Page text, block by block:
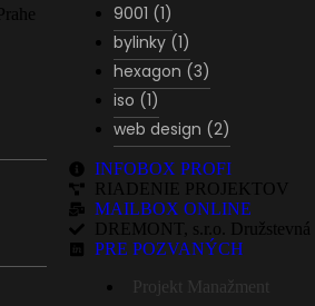
9001 (1)
bylinky (1)
hexagon (3)
iso (1)
web design (2)
INFOBOX PROFI
RIADENIE PROJEKTOV
MAILBOX ONLINE
DREMONT, s.r.o. Družstevná
PRE POZVANÝCH
Projekt Manažment